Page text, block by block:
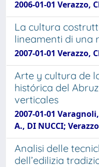
2006-01-01 Verazzo,
La cultura
lineamenti di una
2007-01-01 Verazzo,
Arte y cultura de
histórica del
verticales
2007-01-01
A., DI NUCCI;
Analisi delle
dell’edilizia